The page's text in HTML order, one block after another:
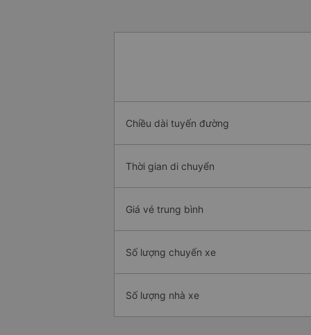
Chiều dài tuyến đường
Thời gian di chuyển
Giá vé trung bình
Số lượng chuyến xe
Số lượng nhà xe